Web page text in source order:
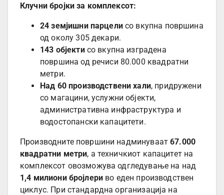
Клучни бројки за комплексот:
24 земјишни парцелисо вкупна површина
од околу 305 декари.
143 објектисо вкупна изградена
површина од речиси 80.000 квадратни
метри.
Над 60 производствени хали, придружени
со магацини, услужни објекти,
административна инфраструктура и
водостопански капацитети.
Производните површини надминуваат67.000
квадратни метри, а техничкиот капацитет на
комплексот овозможува одгледување на над
1,4 милиони бројлери во еден производствен
циклус. При стандардна организација на